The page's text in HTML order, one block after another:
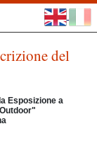
del
Esposizione a